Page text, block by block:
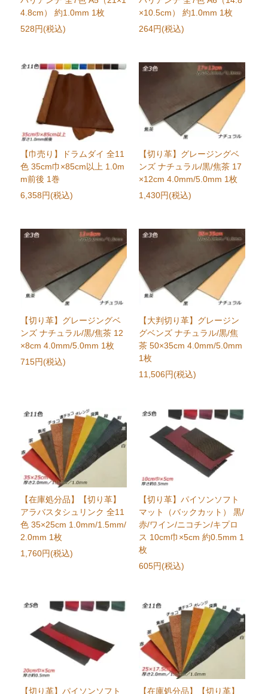
4.8cm） 約1.0mm 1枚
528円(税込)
×10.5cm） 約1.0mm 1枚
264円(税込)
【巾売り】ドラムダイ 全11
色 35cm巾×85cm以上 1.0m
m前後 1巻
6,358円(税込)
【切り革】グレージングベ
ンズ ナチュラル/黒/焦茶 17
×12cm 4.0mm/5.0mm 1枚
1,430円(税込)
【切り革】グレージングベ
ンズ ナチュラル/黒/焦茶 12
×8cm 4.0mm/5.0mm 1枚
715円(税込)
【大判切り革】グレージン
グベンズ ナチュラル/黒/焦
茶 50×35cm 4.0mm/5.0mm
1枚
11,506円(税込)
【在庫処分品】【切り革】
アラバスタシュリンク 全11
色 35×25cm 1.0mm/1.5mm/
2.0mm 1枚
1,760円(税込)
【切り革】パイソンソフト
マット（バックカット） 黒/
赤/ワイン/ニコチン/キプロ
ス 10cm巾×5cm 約0.5mm 1
枚
605円(税込)
【切り革】パイソンソフト 【在庫処分品】【切り革】